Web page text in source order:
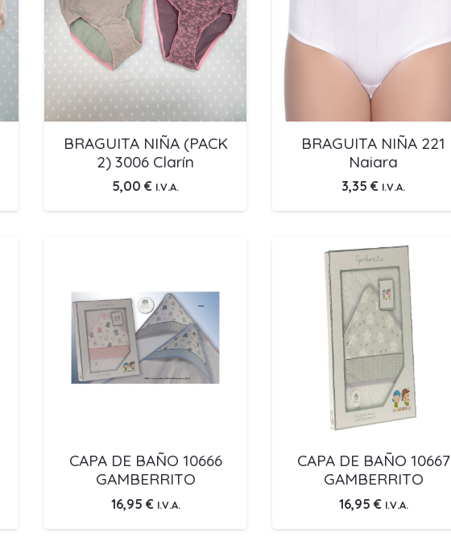
BRAGUITA NIÑA (PACK
2) 3006 Clarín
5,00 € I.V.A.
BRAGUITA NIÑA 221
Naiara
3,35 € I.V.A.
CAPA DE BAÑO 10666
GAMBERRITO
16,95 € I.V.A.
CAPA DE BAÑO 10667
GAMBERRITO
16,95 € I.V.A.